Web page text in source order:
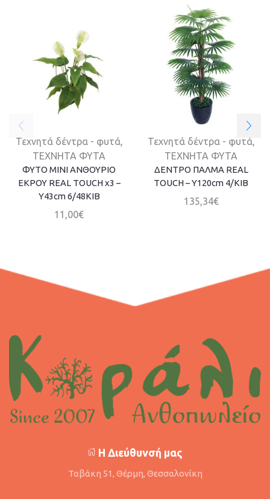
Τεχνητά δέντρα - φυτά,
ΤΕΧΝΗΤΑ ΦΥΤΑ
ΦΥΤΟ ΜΙΝΙ ΑΝΘΟΥΡΙΟ
ΕΚΡΟΥ REAL TOUCH x3 –
Y43cm 6/48KIB
11,00€
Τεχνητά δέντρα - φυτά,
ΤΕΧΝΗΤΑ ΦΥΤΑ
ΔΕΝΤΡΟ ΠΑΛΜΑ REAL
TOUCH – Y120cm 4/ΚΙΒ
135,34€
Η Διεύθυνσή μας
Ταβάκη 51, Θέρμη, Θεσσαλονίκη